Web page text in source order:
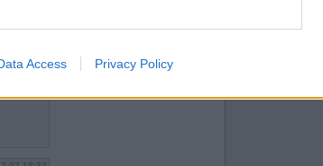
Access Privacy Policy